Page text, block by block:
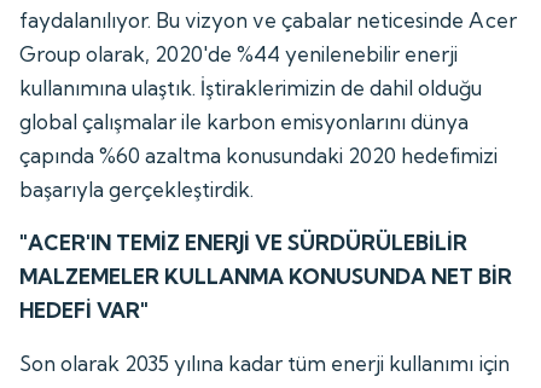
faydalanılıyor. Bu vizyon ve çabalar neticesinde Acer
Group olarak, 2020'de %44 yenilenebilir enerji
kullanımına ulaştık. İştiraklerimizin de dahil olduğu
global çalışmalar ile karbon emisyonlarını dünya
çapında %60 azaltma konusundaki 2020 hedefimizi
başarıyla gerçekleştirdik.
"ACER'IN TEMİZ ENERJİ VE SÜRDÜRÜLEBİLİR
MALZEMELER KULLANMA KONUSUNDA NET BİR
HEDEFİ VAR"
Son olarak 2035 yılına kadar tüm enerji kullanımı için